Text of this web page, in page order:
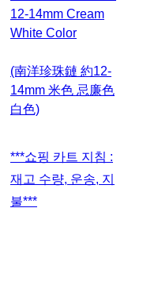
12-14mm Cream
White Color
(南洋珍珠鏈 約12-
14mm 米色 忌廉色
白色)
***쇼핑 카트 지침 :
재고 수량, 운송, 지
불***